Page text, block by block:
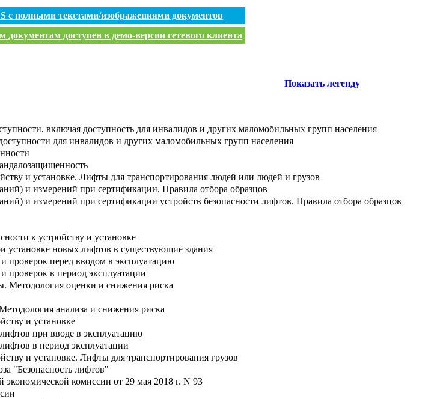
с полными текстами/изображениями документов
доступен в демо-версии сетевого клиента
Показать легенду
включая доступность для инвалидов и других маломобильных групп населения
для инвалидов и других маломобильных групп населения
и установке. Лифты для транспортирования людей или людей и грузов
и измерений при сертификации. Правила отбора образцов
и измерений при сертификации устройств безопасности лифтов. Правила отбора образцов
к устройству и установке
установке новых лифтов в существующие здания
перед вводом в эксплуатацию
в период эксплуатации
Методология оценки и снижения риска
анализа и снижения риска
и установке
при вводе в эксплуатацию
в период эксплуатации
и установке. Лифты для транспортирования грузов
"Безопасность лифтов"
комиссии от 29 мая 2018 г. N 93